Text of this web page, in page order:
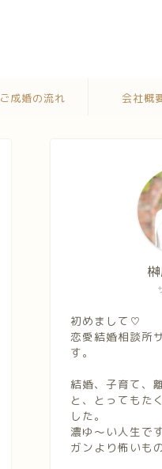
ご成婚の流れ 会社概
初めまして♡
恋愛結婚相談所
す。
結婚、子育て、
と、とってもた
した。
濃ゆ〜い人生で
ガンより怖いも